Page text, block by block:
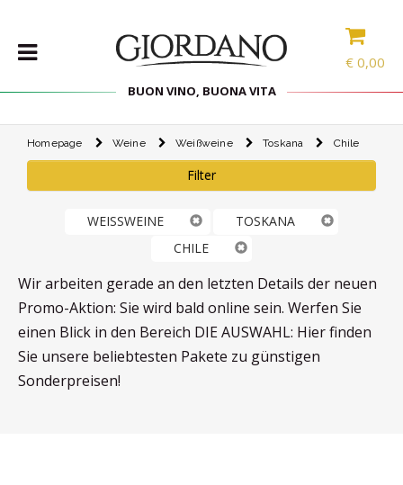
€ 0,00
BUON VINO, BUONA VITA
WEINE
PROBIERPAKETE
INTERNATIONALE
AUSWAHL
ANGEBOTE
BLOG
Homepage Weine Weißweine Toskana Chile
Filter
WEISSWEINE
TOSKANA
CHILE
Wir arbeiten gerade an den letzten Details der neuen
Promo-Aktion: Sie wird bald online sein. Werfen Sie
einen Blick in den Bereich DIE AUSWAHL: Hier finden
Sie unsere beliebtesten Pakete zu günstigen
Sonderpreisen!